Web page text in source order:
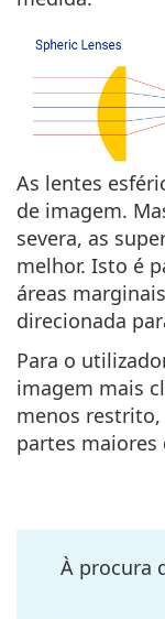
As lentes
de imagem.
severa, as
melhor. Isto é
áreas
direcionada
Para o
imagem mais
menos restrito,
partes maiores
À procura